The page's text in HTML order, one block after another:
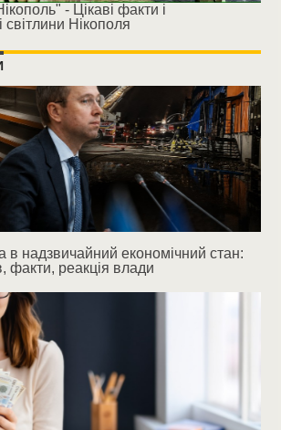
- Цікаві факти і
світлини Нікополя
в надзвичайний економічний стан:
факти, реакція влади